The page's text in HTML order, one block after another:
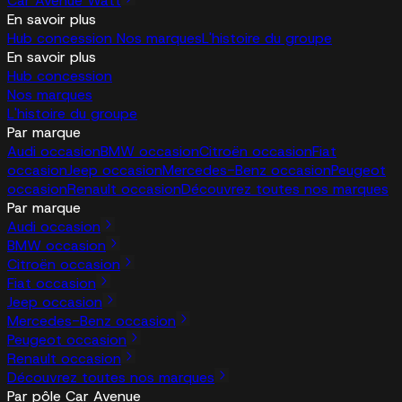
En savoir plus
Hub concession Nos marquesL'histoire du groupe
En savoir plus
Hub concession
Nos marques
L'histoire du groupe
Par marque
Audi occasionBMW occasionCitroën occasionFiat
occasionJeep occasionMercedes-Benz occasionPeugeot
occasionRenault occasionDécouvrez toutes nos marques
Par marque
Audi occasion
BMW occasion
Citroën occasion
Fiat occasion
Jeep occasion
Mercedes-Benz occasion
Peugeot occasion
Renault occasion
Découvrez toutes nos marques
Par pôle Car Avenue